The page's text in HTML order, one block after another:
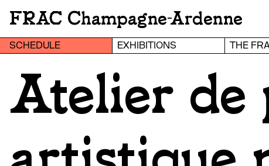
FRAC Champagne-Ardenne
SCHEDULE EXHIBITIONS THE
Atelier de